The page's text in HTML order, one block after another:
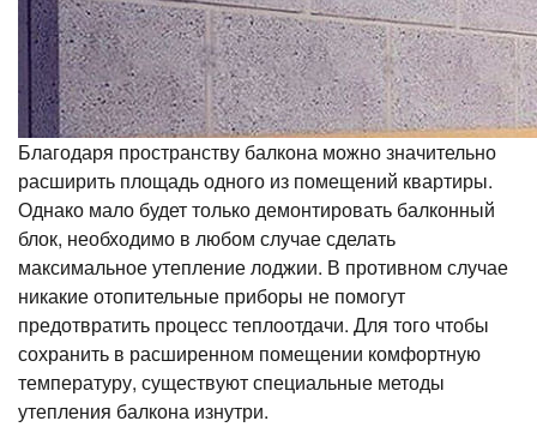
Благодаря пространству балкона можно значительно
расширить площадь одного из помещений квартиры.
Однако мало будет только демонтировать балконный
блок, необходимо в любом случае сделать
максимальное утепление лоджии. В противном случае
никакие отопительные приборы не помогут
предотвратить процесс теплоотдачи. Для того чтобы
сохранить в расширенном помещении комфортную
температуру, существуют специальные методы
утепления балкона изнутри.